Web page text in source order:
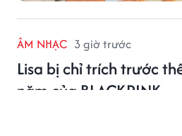
ÂM NHẠC 3 giờ trước
Lisa bị chỉ trích trước
năm của BLACKPINK